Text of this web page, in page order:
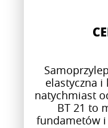
elastyczna i
natychmiast
BT 21 to
fundametów